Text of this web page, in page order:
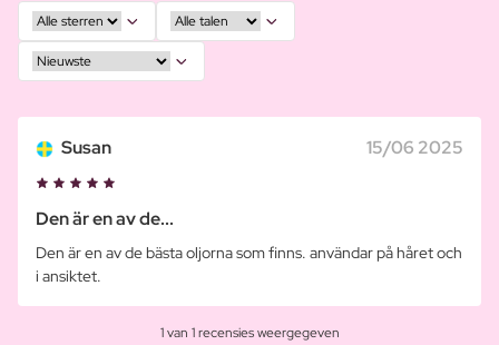
Susan 15/06 2025
Den är en av de...
Den är en av de bästa oljorna som finns. användar på håret och
i ansiktet.
1 van 1 recensies weergegeven